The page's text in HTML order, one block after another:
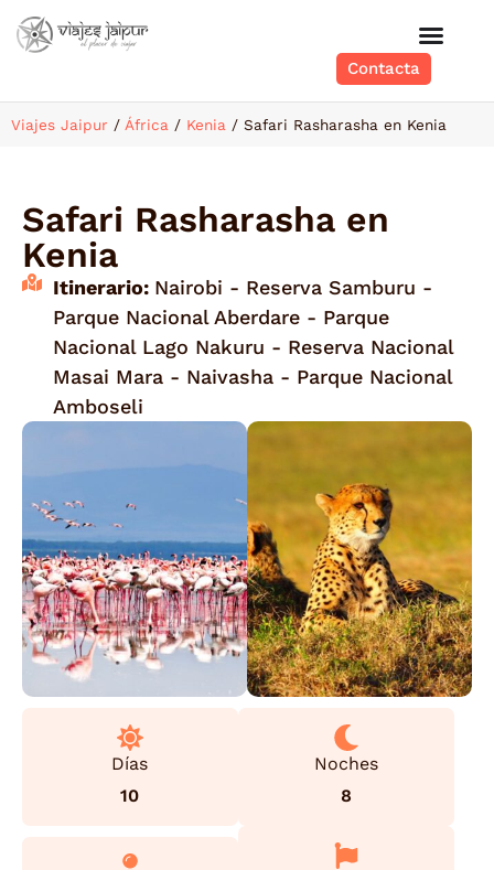
Contacta
Viajes Jaipur / África / Kenia / Safari Rasharasha en Kenia
Safari Rasharasha en
Kenia
Itinerario: Nairobi - Reserva Samburu -
Parque Nacional Aberdare - Parque
Nacional Lago Nakuru - Reserva Nacional
Masai Mara - Naivasha - Parque Nacional
Amboseli
Días
10
Noches
8